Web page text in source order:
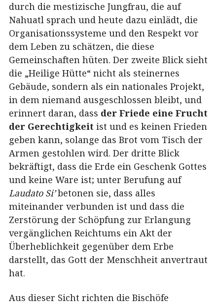
durch die mestizische Jungfrau, die auf
Nahuatl sprach und heute dazu einlädt, die
Organisationssysteme und den Respekt vor
dem Leben zu schätzen, die diese
Gemeinschaften hüten. Der zweite Blick sieht
die „Heilige Hütte“ nicht als steinernes
Gebäude, sondern als ein nationales Projekt,
in dem niemand ausgeschlossen bleibt, und
erinnert daran, dass der Friede eine Frucht
der Gerechtigkeit ist und es keinen Frieden
geben kann, solange das Brot vom Tisch der
Armen gestohlen wird. Der dritte Blick
bekräftigt, dass die Erde ein Geschenk Gottes
und keine Ware ist; unter Berufung auf
Laudato Si’betonen sie, dass alles
miteinander verbunden ist und dass die
Zerstörung der Schöpfung zur Erlangung
vergänglichen Reichtums ein Akt der
Überheblichkeit gegenüber dem Erbe
darstellt, das Gott der Menschheit anvertraut
hat.
Aus dieser Sicht richten die Bischöfe